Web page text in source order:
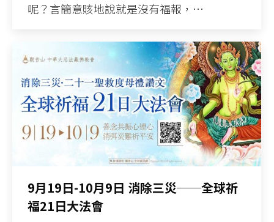
呢？言簡意賅地說就是沒有福報，…
9月19日-10月9日 消除三災──全球祈
福21日大法會